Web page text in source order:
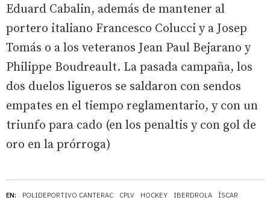
EN: POLIDEPORTIVO CANTERAC CPLV HOCKEY IBERDROLA ÍSCAR
Eduard Cabalin, además de mantener al
portero italiano Francesco Colucci y a Josep
Tomás o a los veteranos Jean Paul Bejarano y
Philippe Boudreault. La pasada campaña, los
dos duelos ligueros se saldaron con sendos
empates en el tiempo reglamentario, y con un
triunfo para cado (en los penaltis y con gol de
oro en la prórroga)